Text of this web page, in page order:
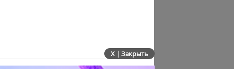
X | Закрыть